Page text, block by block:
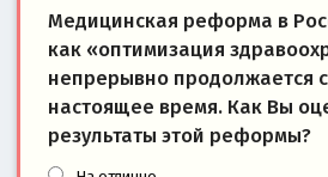
Медицинская реформа в
как «оптимизация
непрерывно продолжается
настоящее время. Как Вы
результаты этой реформы?